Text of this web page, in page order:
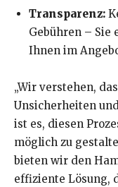
Transparenz:
Gebühren – Sie
Ihnen im
„Wir verstehen,
Unsicherheiten
ist es, diesen
möglich zu
bieten wir den
effiziente Lösung,